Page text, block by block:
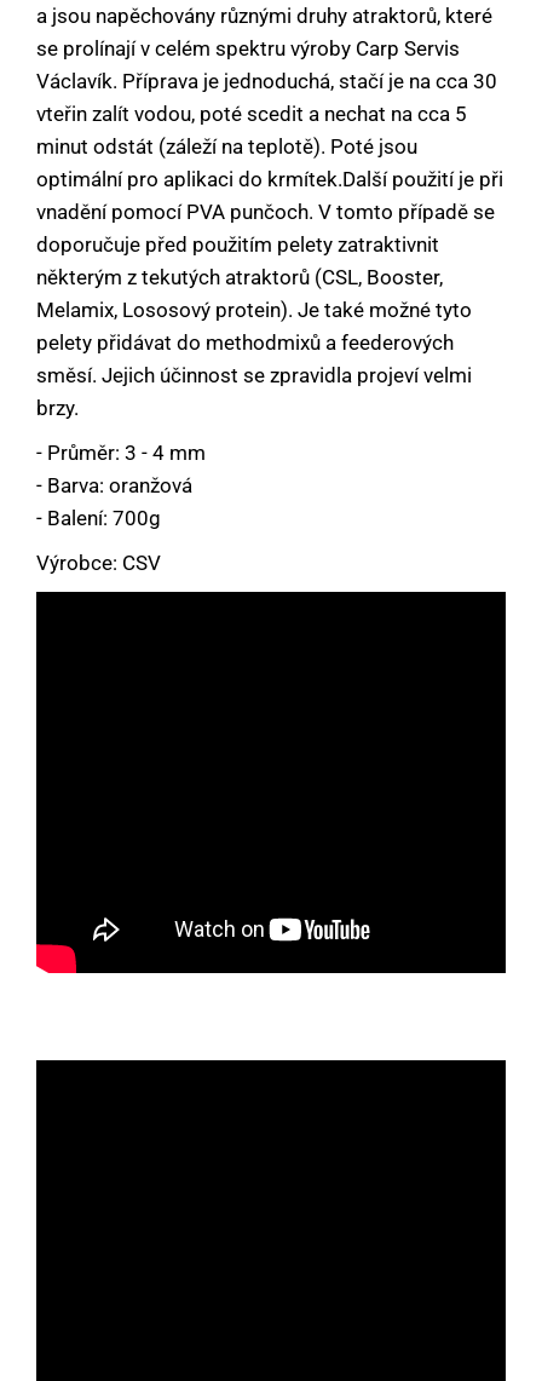
a jsou napěchovány různými druhy atraktorů, které
se prolínají v celém spektru výroby Carp Servis
Václavík. Příprava je jednoduchá, stačí je na cca 30
vteřin zalít vodou, poté scedit a nechat na cca 5
minut odstát (záleží na teplotě). Poté jsou
optimální pro aplikaci do krmítek.Další použití je při
vnadění pomocí PVA punčoch. V tomto případě se
doporučuje před použitím pelety zatraktivnit
některým z tekutých atraktorů (CSL, Booster,
Melamix, Lososový protein). Je také možné tyto
pelety přidávat do methodmixů a feederových
směsí. Jejich účinnost se zpravidla projeví velmi
brzy.
- Průměr: 3 - 4 mm
- Barva: oranžová
- Balení: 700g
Výrobce: CSV